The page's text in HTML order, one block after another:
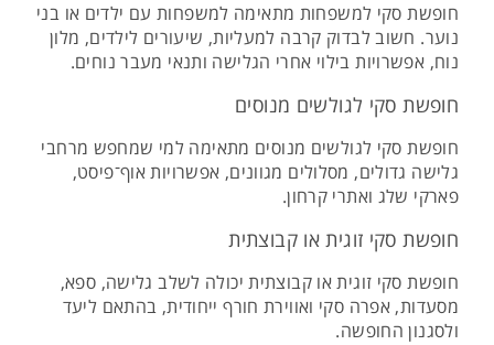
חופשת סקי למשפחות מתאימה למשפחות עם ילדים או בני
נוער. חשוב לבדוק קרבה למעליות, שיעורים לילדים, מלון
נוח, אפשרויות בילוי אחרי הגלישה ותנאי מעבר נוחים.
חופשת סקי לגולשים מנוסים
חופשת סקי לגולשים מנוסים מתאימה למי שמחפש מרחבי
גלישה גדולים, מסלולים מגוונים, אפשרויות אוף־פיסט,
פארקי שלג ואתרי קרחון.
חופשת סקי זוגית או קבוצתית
חופשת סקי זוגית או קבוצתית יכולה לשלב גלישה, ספא,
מסעדות, אפרה סקי ואווירת חורף ייחודית, בהתאם ליעד
ולסגנון החופשה.